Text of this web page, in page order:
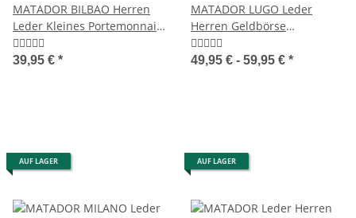
MATADOR BILBAO Herren
Leder Kleines Portemonnaie
Klein RFID Retro
39,95 € *
MATADOR LUGO Leder
Herren Geldbörse
Portemonnaie Brieftasche
49,95 € - 59,95 € *
AUF LAGER AUF LAGER